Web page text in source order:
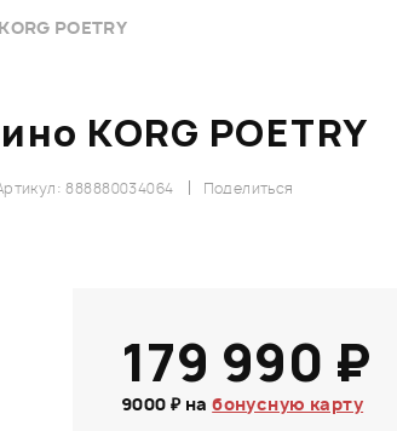
POETRY
KORG POETRY
Поделиться
888880034064
179 990 ₽
9000 ₽ набонусную карту